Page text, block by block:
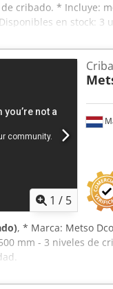
cribado. * Incluye:
en stock: 3
1 / 5
, * Marca: Metso
mm - 3 niveles de